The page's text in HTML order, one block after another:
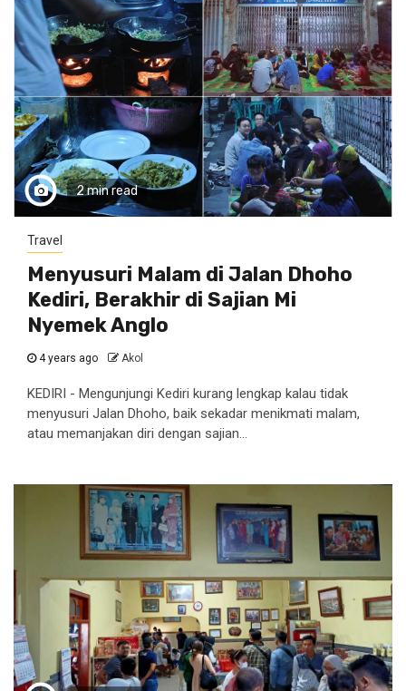
2 min read
Travel
Menyusuri Malam di Jalan Dhoho
Kediri, Berakhir di Sajian Mi
Nyemek Anglo
4 years ago Akol
KEDIRI - Mengunjungi Kediri kurang lengkap kalau tidak
menyusuri Jalan Dhoho, baik sekadar menikmati malam,
atau memanjakan diri dengan sajian...